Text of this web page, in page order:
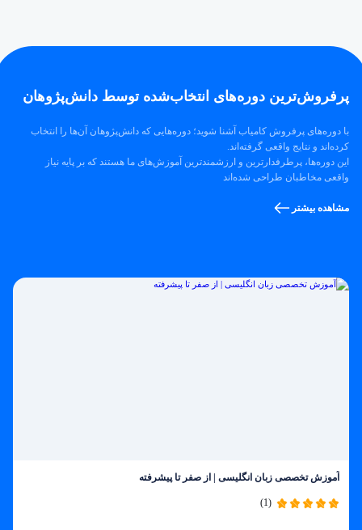
پرفروش‌ترین‌ دوره‌های انتخاب‌شده توسط دانش‌پژوهان
با دوره‌های پرفروش کامیاب آشنا شوید؛ دوره‌هایی که دانش‌پژوهان آن‌ها را انتخاب
کرده‌اند و نتایج واقعی گرفته‌اند.
این دوره‌ها، پرطرفدارترین و ارزشمندترین آموزش‌های ما هستند که بر پایه نیاز
واقعی مخاطبان طراحی شده‌اند
مشاهده بیشتر
آموزش تخصصی زبان انگلیسی | از صفر تا پیشرفته
(1)